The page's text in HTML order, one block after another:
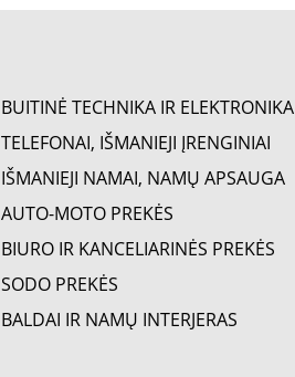
BUITINĖ TECHNIKA IR ELEKTRONIKA
TELEFONAI, IŠMANIEJI ĮRENGINIAI
IŠMANIEJI NAMAI, NAMŲ APSAUGA
AUTO-MOTO PREKĖS
BIURO IR KANCELIARINĖS PREKĖS
SODO PREKĖS
BALDAI IR NAMŲ INTERJERAS